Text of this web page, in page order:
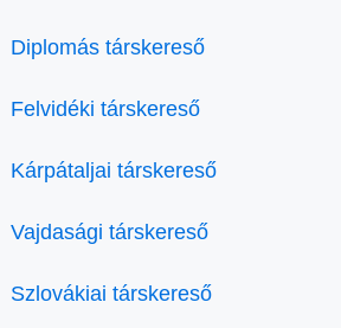
Diplomás társkereső
Felvidéki társkereső
Kárpátaljai társkereső
Vajdasági társkereső
Szlovákiai társkereső